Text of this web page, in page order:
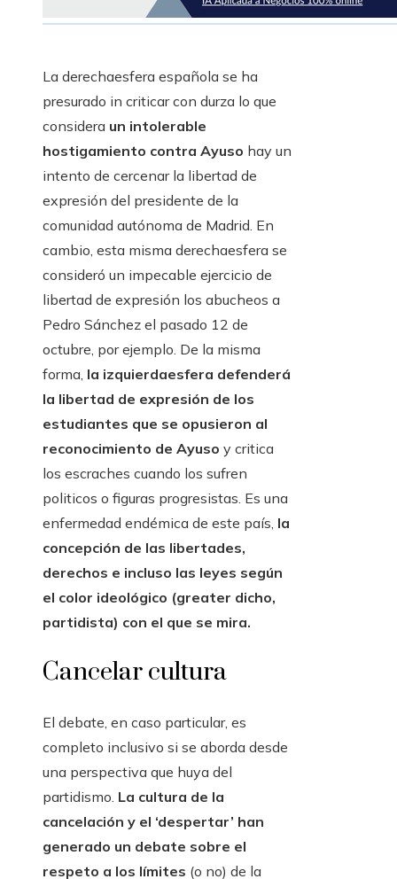
La derechaesfera española se ha
presurado in criticar con durza lo que
considera un intolerable
hostigamiento contra Ayuso hay un
intento de cercenar la libertad de
expresión del presidente de la
comunidad autónoma de Madrid. En
cambio, esta misma derechaesfera se
consideró un impecable ejercicio de
libertad de expresión los abucheos a
Pedro Sánchez el pasado 12 de
octubre, por ejemplo. De la misma
forma, la izquierdaesfera defenderá
la libertad de expresión de los
estudiantes que se opusieron al
reconocimiento de Ayuso y critica
los escraches cuando los sufren
politicos o figuras progresistas. Es una
enfermedad endémica de este país, la
concepción de las libertades,
derechos e incluso las leyes según
el color ideológico (greater dicho,
partidista) con el que se mira.
Cancelar cultura
El debate, en caso particular, es
completo inclusivo si se aborda desde
una perspectiva que huya del
partidismo. La cultura de la
cancelación y el ‘despertar’ han
generado un debate sobre el
respeto a los límites (o no) de la